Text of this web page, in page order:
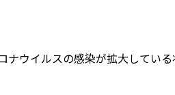
ウイルスの感染が拡大してい